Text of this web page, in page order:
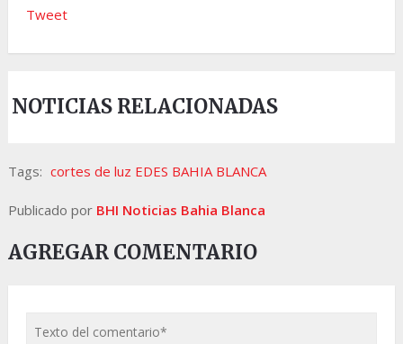
Tweet
NOTICIAS RELACIONADAS
Tags: cortes de luz EDES BAHIA BLANCA
Publicado por BHI Noticias Bahia Blanca
AGREGAR COMENTARIO